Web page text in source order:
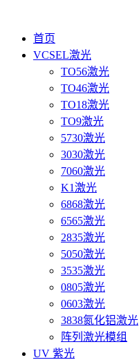
首页
VCSEL激光
TO56激光
TO46激光
TO18激光
TO9激光
5730激光
3030激光
7060激光
K1激光
6868激光
6565激光
2835激光
5050激光
3535激光
0805激光
0603激光
3838氮化铝激光
阵列激光模组
UV 紫光